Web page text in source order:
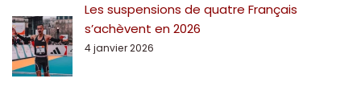
Les suspensions de quatre Français
s’achèvent en 2026
4 janvier 2026